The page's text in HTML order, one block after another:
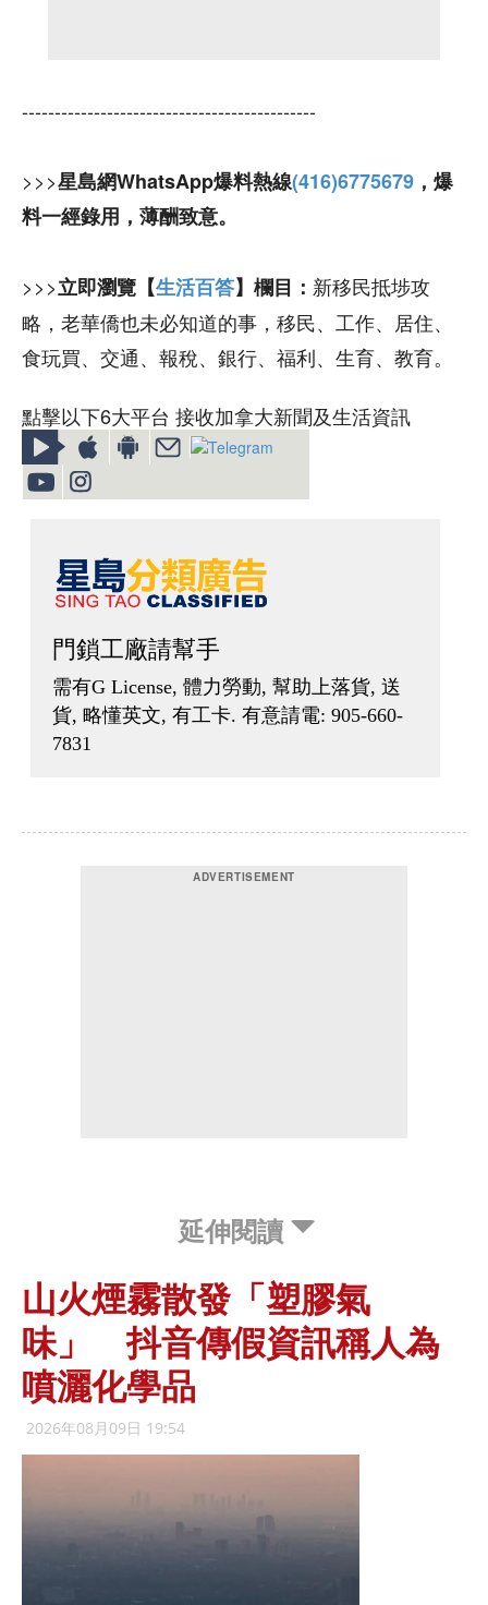
---------------------------------------------
>>>星島網WhatsApp爆料熱線(416)6775679 ，爆
料一經錄用，薄酬致意。
>>>立即瀏覽【生活百答】欄目： 新移民抵埗攻
略，老華僑也未必知道的事，移民、工作、居住、
食玩買、交通、報稅、銀行、福利、生育、教育。
點擊以下6大平台 接收加拿大新聞及生活資訊
延伸閱讀
山火煙霧散發「塑膠氣
味」 抖音傳假資訊稱人為
噴灑化學品
2026年08月09日 19:54